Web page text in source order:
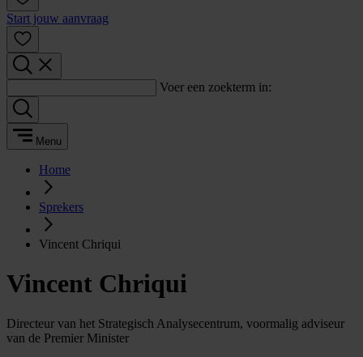
Start jouw aanvraag
Voer een zoekterm in:
Menu
Home
Sprekers
Vincent Chriqui
Vincent Chriqui
Directeur van het Strategisch Analysecentrum, voormalig adviseur
van de Premier Minister